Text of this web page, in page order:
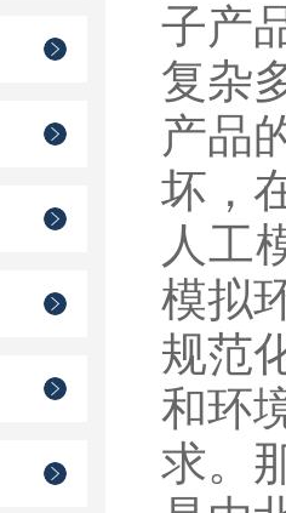
子产
复杂
产品
坏，
人工
模拟
规范
和环
求。